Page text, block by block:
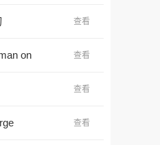
查看
on
查看
查看
查看